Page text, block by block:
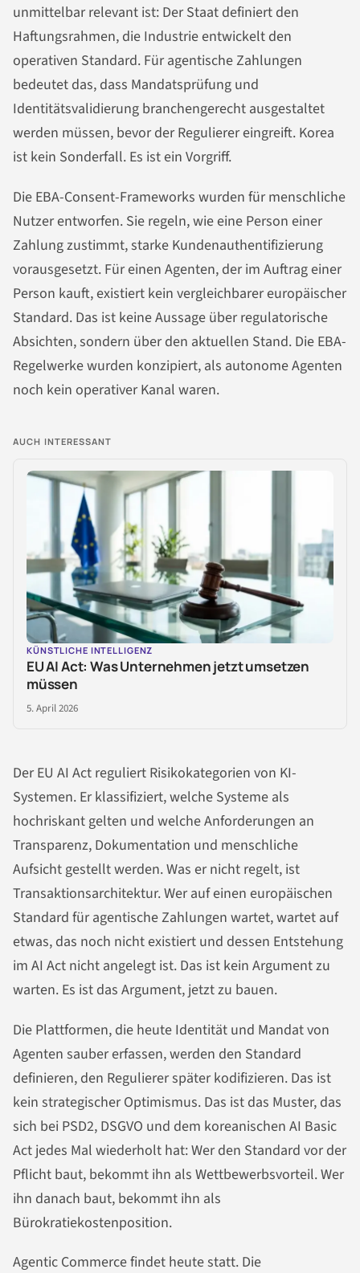
unmittelbar relevant ist: Der Staat definiert den
Haftungsrahmen, die Industrie entwickelt den
operativen Standard. Für agentische Zahlungen
bedeutet das, dass Mandatsprüfung und
Identitätsvalidierung branchengerecht ausgestaltet
werden müssen, bevor der Regulierer eingreift. Korea
ist kein Sonderfall. Es ist ein Vorgriff.
Die EBA-Consent-Frameworks wurden für menschliche
Nutzer entworfen. Sie regeln, wie eine Person einer
Zahlung zustimmt, starke Kundenauthentifizierung
vorausgesetzt. Für einen Agenten, der im Auftrag einer
Person kauft, existiert kein vergleichbarer europäischer
Standard. Das ist keine Aussage über regulatorische
Absichten, sondern über den aktuellen Stand. Die EBA-
Regelwerke wurden konzipiert, als autonome Agenten
noch kein operativer Kanal waren.
AUCH INTERESSANT
KÜNSTLICHE INTELLIGENZ
EU AI Act: Was Unternehmen jetzt umsetzen
müssen
5. April 2026
Der EU AI Act reguliert Risikokategorien von KI-
Systemen. Er klassifiziert, welche Systeme als
hochriskant gelten und welche Anforderungen an
Transparenz, Dokumentation und menschliche
Aufsicht gestellt werden. Was er nicht regelt, ist
Transaktionsarchitektur. Wer auf einen europäischen
Standard für agentische Zahlungen wartet, wartet auf
etwas, das noch nicht existiert und dessen Entstehung
im AI Act nicht angelegt ist. Das ist kein Argument zu
warten. Es ist das Argument, jetzt zu bauen.
Die Plattformen, die heute Identität und Mandat von
Agenten sauber erfassen, werden den Standard
definieren, den Regulierer später kodifizieren. Das ist
kein strategischer Optimismus. Das ist das Muster, das
sich bei PSD2, DSGVO und dem koreanischen AI Basic
Act jedes Mal wiederholt hat: Wer den Standard vor der
Pflicht baut, bekommt ihn als Wettbewerbsvorteil. Wer
ihn danach baut, bekommt ihn als
Bürokratiekostenposition.
Agentic Commerce findet heute statt. Die